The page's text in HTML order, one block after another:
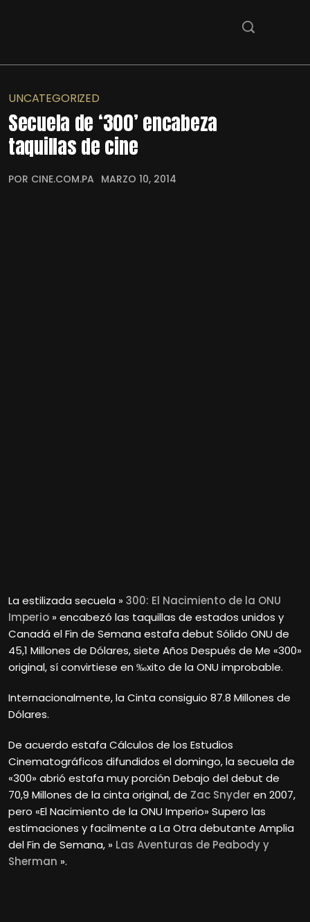
UNCATEGORIZED
Secuela de ‘300’ encabeza
taquillas de cine
POR CINE.COM.PA MARZO 10, 2014
La estilizada secuela » 300: El Nacimiento de la ONU
Imperio » encabezó las taquillas de estados unidos y
Canadá el Fin de Semana estafa debut Sólido ONU de
45,1 Millones de Dólares, siete Años Después de Me «300»
original, sí convirtiese en ‰xito de la ONU improbable.
Internacionalmente, la Cinta consiguio 87.8 Millones de
Dólares.
De acuerdo estafa Cálculos de los Estudios
Cinematográficos difundidos el domingo, la secuela de
«300» abrió estafa muy porción Debajo del debut de
70,9 Millones de la cinta original, de Zac Snyder en 2007,
pero «El Nacimiento de la ONU Imperio» Supero las
estimaciones y facilmente a La Otra debutante Amplia
del Fin de Semana, » Las Aventuras de Peabody y
Sherman ».